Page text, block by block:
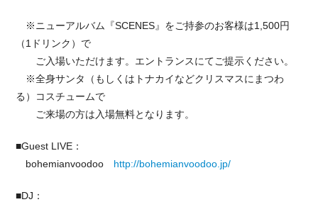
※ニューアルバム『SCENES』をご持参のお客様は1,500円
（1ドリンク）で
ご入場いただけます。エントランスにてご提示くださ い。
※全身サンタ（もしくはトナカイなどクリスマスにまつわ
る）コスチュームで
ご来場の方は入場無料となります。
■Guest LIVE：
bohemianvoodoo http://bohemianvoodoo.jp/
■DJ：